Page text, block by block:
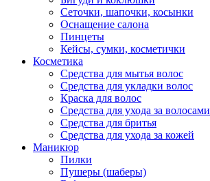
Сеточки, шапочки, косынки
Оснащение салона
Пинцеты
Кейсы, сумки, косметички
Косметика
Средства для мытья волос
Средства для укладки волос
Краска для волос
Средства для ухода за волосами
Средства для бритья
Средства для ухода за кожей
Маникюр
Пилки
Пушеры (шаберы)